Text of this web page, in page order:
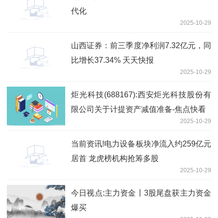
代化
2025-10-29
山西证券：前三季度净利润7.32亿元，同
比增长37.34% 天天快报
2025-10-29
炬光科技(688167):西安炬光科技股份有
限公司关于计提资产减值准备-焦点快看
2025-10-29
当前资讯!电力设备板块净流入约259亿元
居首 龙虎榜机构抢筹多股
2025-10-29
今日视点:主力资金丨3股尾盘获主力资金
爆买